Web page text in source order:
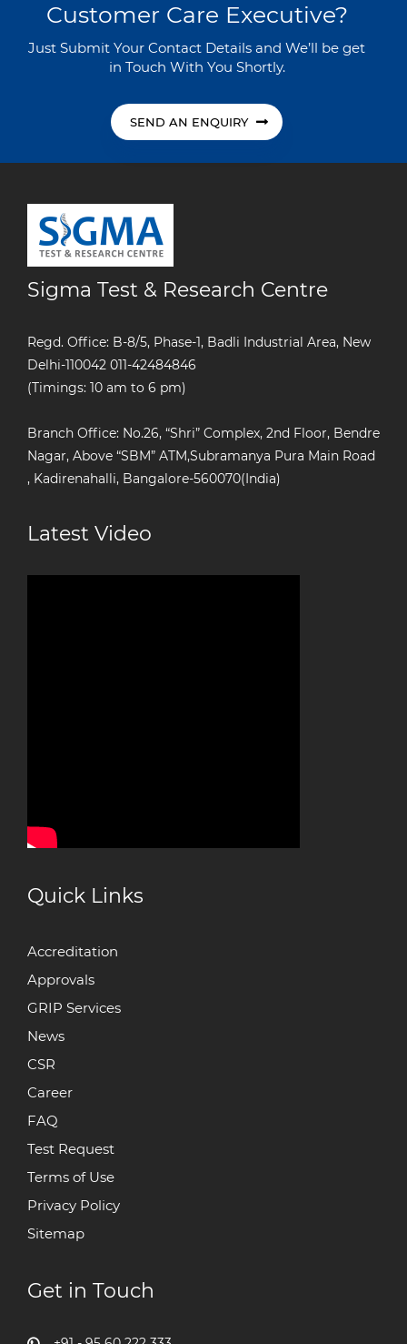
Customer Care Executive?
Just Submit Your Contact Details and We’ll be get
in Touch With You Shortly.
SEND AN ENQUIRY
Sigma Test & Research Centre
Regd. Office: B-8/5, Phase-1, Badli Industrial Area, New
Delhi-110042 011-42484846
(Timings: 10 am to 6 pm)
Branch Office: No.26, “Shri” Complex, 2nd Floor, Bendre
Nagar, Above “SBM” ATM,Subramanya Pura Main Road
, Kadirenahalli, Bangalore-560070(India)
Latest Video
Quick Links
Accreditation
Approvals
GRIP Services
News
CSR
Career
FAQ
Test Request
Terms of Use
Privacy Policy
Sitemap
Get in Touch